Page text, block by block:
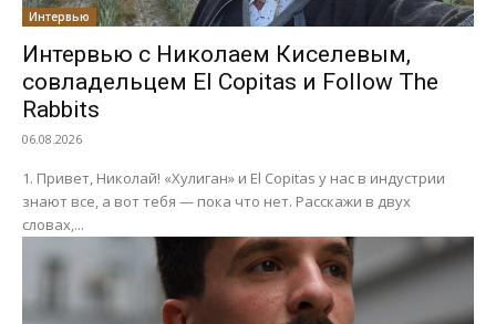
Интервью
Интервью с Николаем Киселевым,
совладельцем El Copitas и Follow The
Rabbits
06.08.2026
1. Привет, Николай! «Хулиган» и El Copitas у нас в индустрии
знают все, а вот тебя — пока что нет. Расскажи в двух
словах,...